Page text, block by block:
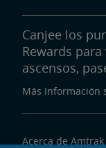
Canjee los
Rewards
ascensos,
Más Información
Acerca de Amtrak